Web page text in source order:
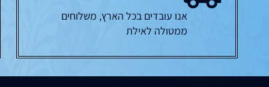
אנו עובדים בכל הארץ, משלוחים
ממטולה לאילת